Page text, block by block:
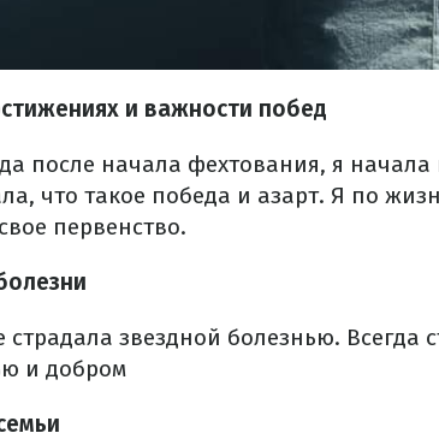
и важности побед
после начала фехтования, я начала
что такое победа и азарт. Я по
первенство.
страдала звездной болезнью. Всегда
и добром